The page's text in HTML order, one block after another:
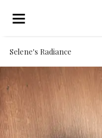
Selene's Radiance